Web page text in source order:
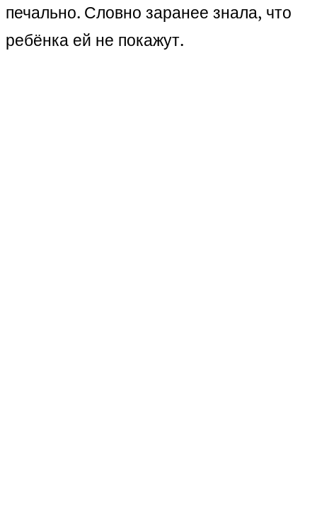
печально. Словно заранее знала, что
ребёнка ей не покажут.